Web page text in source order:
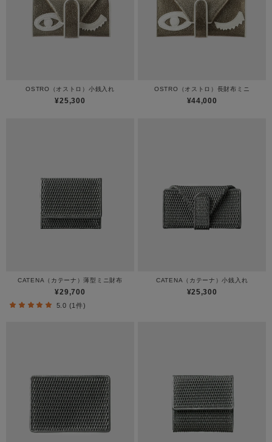
OSTRO（オストロ）小銭入れ
¥25,300
OSTRO（オストロ）長財布ミニ
¥44,000
CATENA（カテーナ）薄型ミニ財布
¥29,700
5.0 (1件)
CATENA（カテーナ）小銭入れ
¥25,300